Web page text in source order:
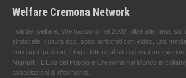
Welfare Cremona Network
I siti del welfare, che nascono nel 2002, oltre alle news sul
sindacale ,cultura ecc. sono arricchiti con video, una
sondaggi, petizioni, blog e lettere al sito ed ospitano
Migranti , L'Eco del Popolo e Cremona nel Mondo in
associazioni di riferimento.